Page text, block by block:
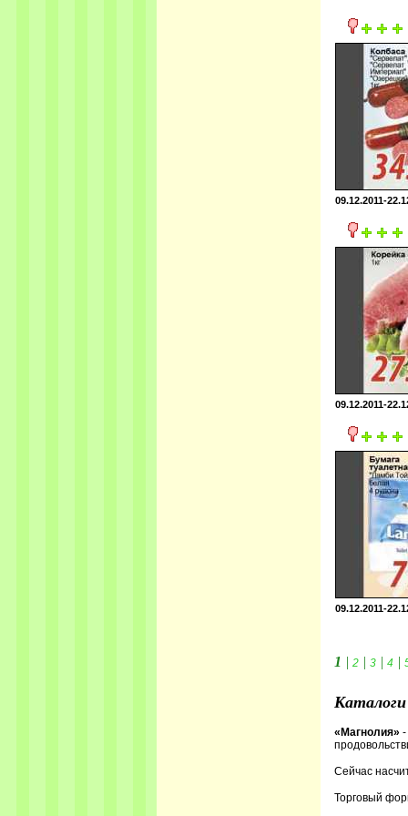
09.12.2011-
09.12.2011-
09.12.2011-
1 | 2 | 3 | 4 |
«Магнолия» -
Сейчас
Торговый